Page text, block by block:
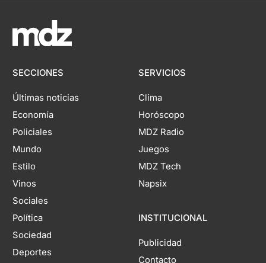
SECCIONES
Últimas noticias
Economía
Policiales
Mundo
Estilo
Vinos
Sociales
Política
Sociedad
Deportes
SERVICIOS
Clima
Horóscopo
MDZ Radio
Juegos
MDZ Tech
Napsix
INSTITUCIONAL
Publicidad
Contacto